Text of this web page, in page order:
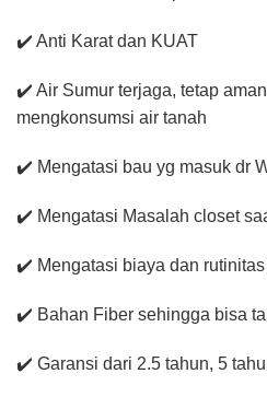
✔️ Anti Karat dan KUAT
✔️ Air Sumur terjaga, tetap
mengkonsumsi air tanah
✔️ Mengatasi bau yg masuk dr
✔️ Mengatasi Masalah closet
✔️ Mengatasi biaya dan
✔️ Bahan Fiber sehingga bisa
✔️ Garansi dari 2.5 tahun, 5